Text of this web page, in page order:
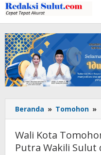
Lewati
ke
konten
Beranda » Tomohon »
Wali Kota
Putra Wakili Sulut